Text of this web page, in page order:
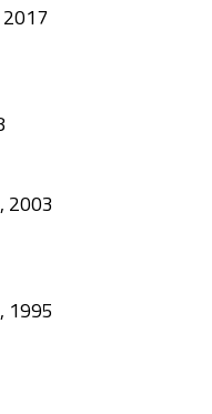
2017
2003
1995